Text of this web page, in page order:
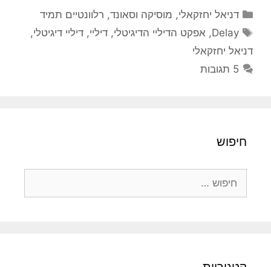
קטגוריות
דניאל יחזקאלי, מוסיקה וסאונד, רלוונטיים תמיד
תגיות
Delay
, אפקט הדיליי הדיגיטלי,דיליי,דיליי דיגיטלי,
דניאל יחזקאלי
5 תגובות
חיפוש